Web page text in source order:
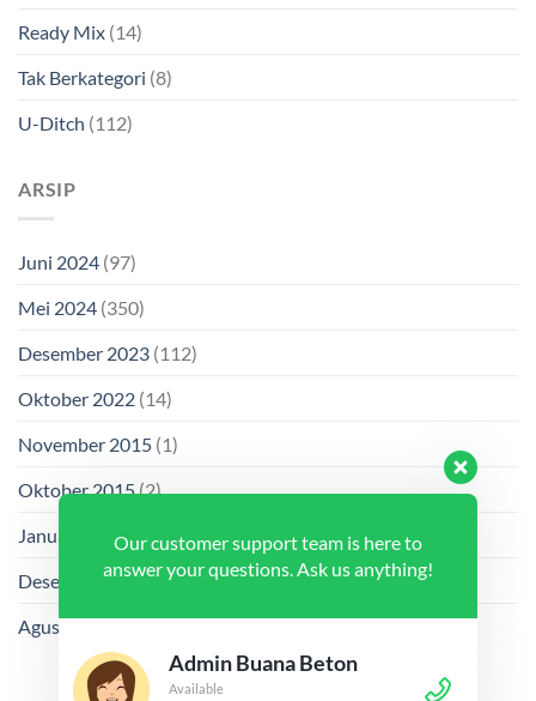
Ready Mix (14)
Tak Berkategori (8)
U-Ditch (112)
ARSIP
Juni 2024 (97)
Mei 2024 (350)
Desember 2023 (112)
Oktober 2022 (14)
November 2015 (1)
Oktober 2015(2)
Januari 2014(1)
Desember 2013(2)
Agustus 2013(2)
Our customer support team is here to
answer your questions. Ask us anything!
Admin Buana Beton
Available